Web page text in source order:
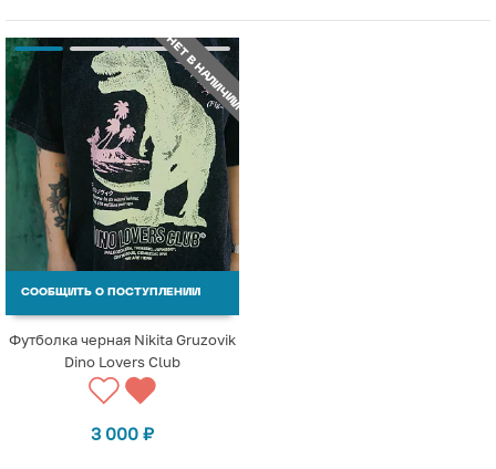
НЕТ В НАЛИЧИИ
СООБЩИТЬ О ПОСТУПЛЕНИИ
Футболка черная Nikita Gruzovik
Dino Lovers Club
3 000 ₽